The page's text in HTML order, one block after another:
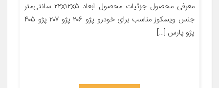
معرفی محصول جزئیات محصول ابعاد ۲۲x۱۲x۵ سانتی‌متر
جنس ویسکوز مناسب برای خودرو پژو ۲۰۶ پژو ۲۰۷ پژو ۴۰۵
پژو پارس […]